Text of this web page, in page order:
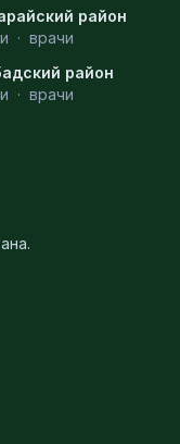
район
· врачи
район
· врачи